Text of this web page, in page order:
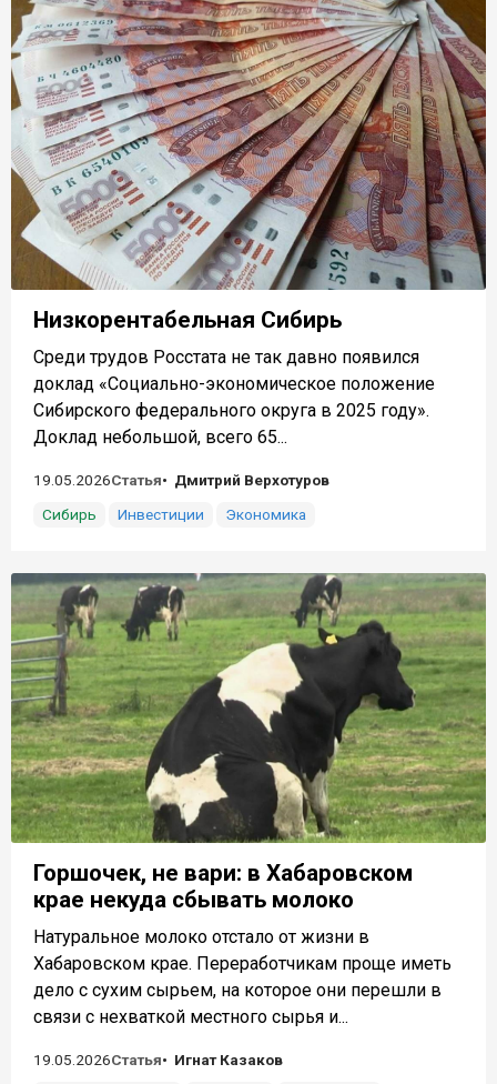
Низкорентабельная Сибирь
Среди трудов Росстата не так давно появился
доклад «Социально-экономическое положение
Сибирского федерального округа в 2025 году».
Доклад небольшой, всего 65...
19.05.2026Статья
Дмитрий Верхотуров
Сибирь
Инвестиции Экономика
Горшочек, не вари: в Хабаровском
крае некуда сбывать молоко
Натуральное молоко отстало от жизни в
Хабаровском крае. Переработчикам проще иметь
дело с сухим сырьем, на которое они перешли в
связи с нехваткой местного сырья и...
19.05.2026Статья
Игнат Казаков